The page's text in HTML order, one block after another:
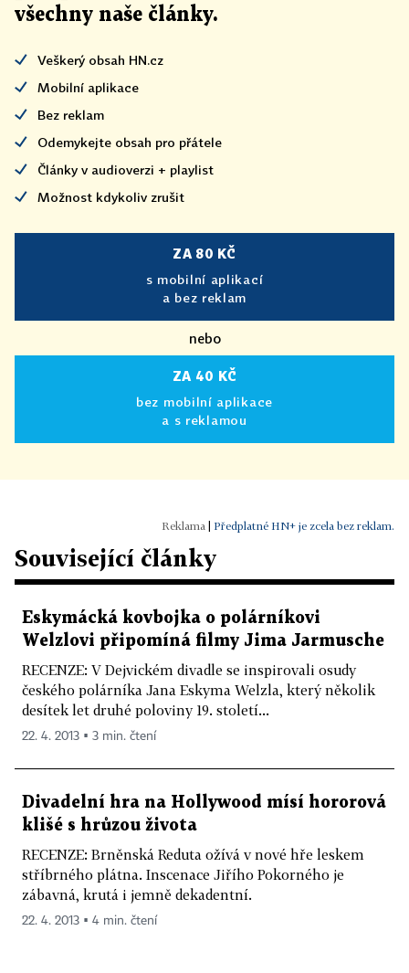
všechny naše články.
Veškerý obsah HN.cz
Mobilní aplikace
Bez reklam
Odemykejte obsah pro přátele
Články v audioverzi + playlist
Možnost kdykoliv zrušit
ZA 80 KČ
s mobilní aplikací
a bez reklam
nebo
ZA 40 KČ
bez mobilní aplikace
a s reklamou
Předplatné HN+ je zcela bez reklam.
Související články
Eskymácká kovbojka o polárníkovi
Welzlovi připomíná filmy Jima Jarmusche
RECENZE: V Dejvickém divadle se inspirovali osudy
českého polárníka Jana Eskyma Welzla, který několik
desítek let druhé poloviny 19. století...
22. 4. 2013 ▪ 3 min. čtení
Divadelní hra na Hollywood mísí hororová
klišé s hrůzou života
RECENZE: Brněnská Reduta ožívá v nové hře leskem
stříbrného plátna. Inscenace Jiřího Pokorného je
zábavná, krutá i jemně dekadentní.
22. 4. 2013 ▪ 4 min. čtení